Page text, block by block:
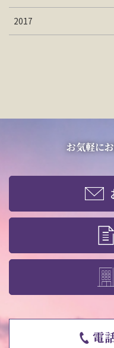
2017
お気軽に
電